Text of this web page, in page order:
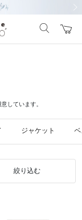
しています。
ジャケット
絞り込む